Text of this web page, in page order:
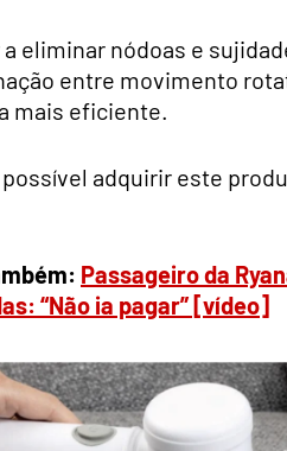
a eliminar nódoas e
entre movimento
mais eficiente.
possível adquirir este
Passageiro da
“Não ia pagar” [vídeo]